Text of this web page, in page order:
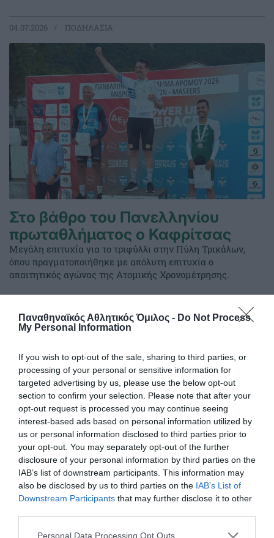
Παναθηναϊκός Αθλητικός Όμιλος - Do Not Process
My Personal Information
If you wish to opt-out of the sale, sharing to third parties, or
processing of your personal or sensitive information for
targeted advertising by us, please use the below opt-out
section to confirm your selection. Please note that after your
opt-out request is processed you may continue seeing
interest-based ads based on personal information utilized by
us or personal information disclosed to third parties prior to
your opt-out. You may separately opt-out of the further
disclosure of your personal information by third parties on the
IAB’s list of downstream participants. This information may
also be disclosed by us to third parties on the IAB’s List of
Downstream Participants that may further disclose it to other
Please note that this website/app uses one or more Google
Personal Data Processing Opt Outs
04.07.2026 ΠΟΔΗΛΑΣΙΑ
Στο βάθρο του Πανελληνίου
πρωταθλήματος ο Καφρίτσας
Μεγάλη επιτυχία για το τριφύλλι στην Πύλη Τρικάλων,
όπου πραγματοποιήθηκε με απόλυτη επιτυχία ο
απαιτητικός αγώνας της Ατομικής Χρονομέτρησης.
Πρώτο το τριφύλλι και στα
Βαλκάνια με Αγγελοκωστόπουλο
Στο Βέλινγκραντ, ανάμεσα στις φημισμένες ιαματικές